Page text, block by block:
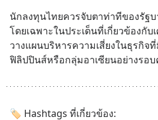
นักลงทุนไทยควรจับตาท่าทีของรัฐ
โดยเฉพาะในประเด็นที่เกี่ยวข้องกั
วางแผนบริหารความเสี่ยงในธุรกิจ
ฟิลิปปินส์หรือกลุ่มอาเซียนอย่างรอ
🏷️ Hashtags ที่เกี่ยวข้อง: